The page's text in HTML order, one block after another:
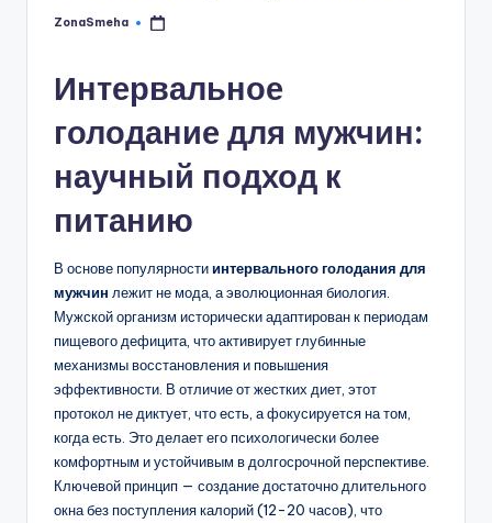
Запись
ZonaSmeha
Интервальное
голодание для мужчин:
научный подход к
питанию
В основе популярностиинтервального голодания для
мужчин лежит не мода, а эволюционная биология.
Мужской организм исторически адаптирован к периодам
пищевого дефицита, что активирует глубинные
механизмы восстановления и повышения
эффективности. В отличие от жестких диет, этот
протокол не диктует, что есть, а фокусируется на том,
когда есть. Это делает его психологически более
комфортным и устойчивым в долгосрочной перспективе.
Ключевой принцип — создание достаточно длительного
окна без поступления калорий (12-20 часов), что